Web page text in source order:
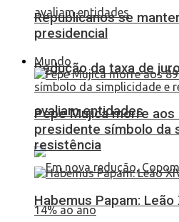
Redução da taxa de
avaliam entidades
Republicanos se
presidencial
Mundo
Pepe Mujica morre aos
presidente símbolo da
resistência
Habemus Papam: Leão